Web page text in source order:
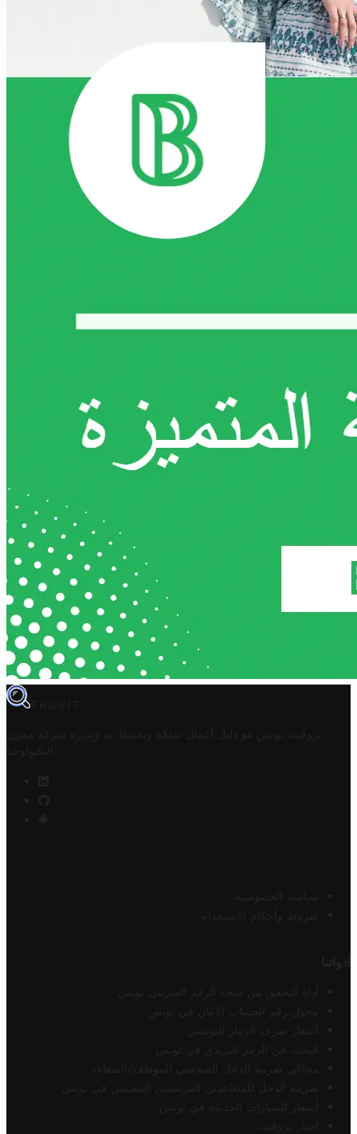
TROVIT
تروفيت تونس هو دليل أعمال تملكه وتحتفظ به وتديره
شركة مخزن
التكنولوجيا
سياسة الخصوصية
شروط وأحكام الاستخدام
أدواتنا
أداة التحقق من صحة الرقم الضريبي تونس
محول رقم الحساب الآيبان في تونس
أسعار صرف الدينار التونسي
البحث عن الرمز البريدي في تونس
محاكي ضريبة الدخل الشخصي للموظف/المتقاعد
ضريبة الدخل للمتقاعدين الفرنسيين المقيمين في تونس
أسعار السيارات الجديدة في تونس
أخبار تروفيت